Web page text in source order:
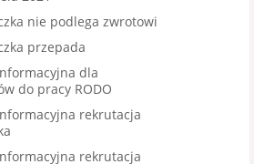
nie podlega zwrotowi
przepada
dla
do pracy RODO
rekrutacja
rekrutacja